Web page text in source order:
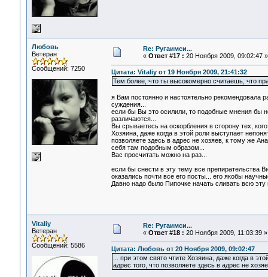
Любовь
Ветеран
Сообщений: 7250
Re: Ругаимси...
« Ответ #17 : 20 Ноября 2009, 09:02:47 »
Цитата: Vitaliy от 19 Ноября 2009, 21:41:32
Тем более, что ты высокомерно считаешь, что
я Вам постоянно и настоятельно рекомендовала
суждения...
если бы Вы это осилили, то подобные мнения бы
различаются...
Вы срываетесь на оскорбления в сторону тех,
Хозяина, даже когда в этой роли выступает
позволяете здесь в адрес не хозяев, к тому же
себя там подобным образом...
Вас просчитать можно на раз...
если бы снести в эту тему все препирательства
оказались почти все его посты... его якобы
Давно надо было Пипочке начать сливать всю
Vitaliy
Ветеран
Сообщений: 5586
Re: Ругаимси...
« Ответ #18 : 20 Ноября 2009, 11:03:39 »
Цитата: Любовь от 20 Ноября 2009, 09:02:47
... при этом свято чтите Хозяина, даже когда в
адрес того, что позволяете здесь в адрес не